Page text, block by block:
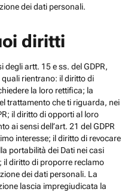
dei dati personali.
diritti
artt. 15 e ss. del GDPR,
rientrano: il diritto di
la loro rettifica; la
trattamento che ti riguarda, nei
il diritto di opporti al loro
ai sensi dell’art. 21 del GDPR
interesse; il diritto di revocare
portabilità dei Dati nei casi
il diritto di proporre reclamo
dei dati personali. La
lascia impregiudicata la